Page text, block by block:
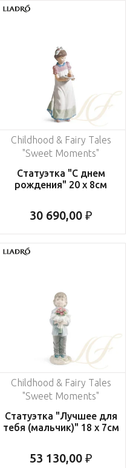
Childhood & Fairy Tales
"Sweet Moments"
Статуэтка "С днем
рождения" 20 x 8см
30 690,00 ₽
Childhood & Fairy Tales
"Sweet Moments"
Статуэтка "Лучшее для
тебя (мальчик)" 18 x 7см
53 130,00 ₽